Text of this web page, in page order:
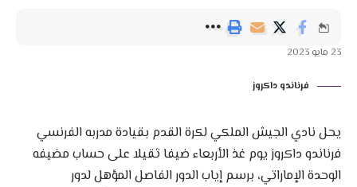
فرناندو داكروز
يحل نادي الجيش الملكي لكرة القدم بقيادة مدربه الفرنسي
فرناندو داكروز يوم غذ الأربعاء ضيفا ثقيلا على حساب مضيفه
الوحدة الإماراتي، برسم إياب الدور الفاصل المؤهل لدور